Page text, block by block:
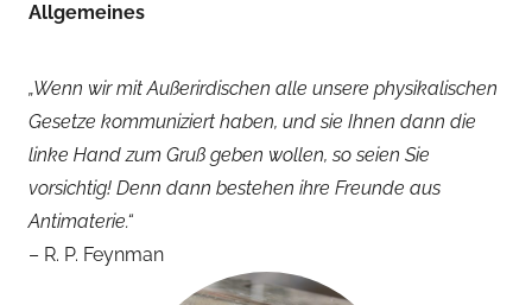
Allgemeines
„Wenn wir mit Außerirdischen alle unsere physikalischen
Gesetze kommuniziert haben, und sie Ihnen dann die
linke Hand zum Gruß geben wollen, so seien Sie
vorsichtig! Denn dann bestehen ihre Freunde aus
Antimaterie.“
– R. P. Feynman